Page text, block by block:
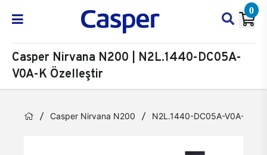
0
Casper Nirvana N200 | N2L.1440-DC05A-
V0A-K Özelleştir
Casper Nirvana N200 N2L.1440-DC05A-V0A-K